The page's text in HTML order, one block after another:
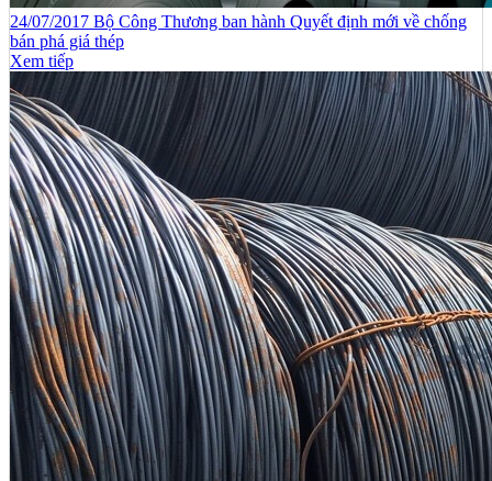
24/07/2017 Bộ Công Thương ban hành Quyết định mới về chống
bán phá giá thép
Xem tiếp